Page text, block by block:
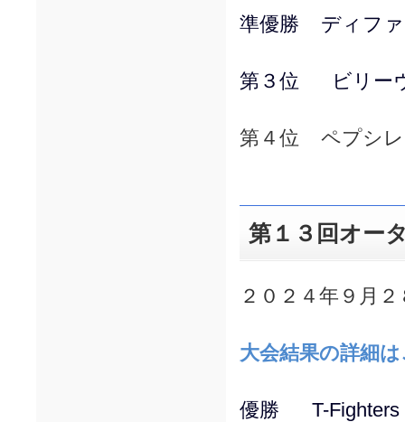
準優勝 ディファ
第３位 ビリー
第４位 ペプシレ
第１３回オー
２０２４年９月
大会結果の詳細
優勝 T-Fighters